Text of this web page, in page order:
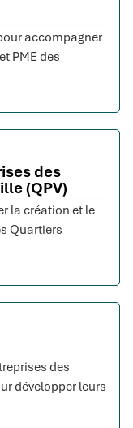
accompagner
PME des
des
(QPV)
la création et le
Quartiers
des
développer leurs